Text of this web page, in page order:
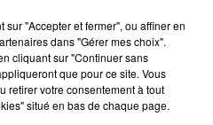
02 2026 12H30
"Accepter et fermer", ou affiner en
dans "Gérer mes choix".
cliquant sur "Continuer sans
que pour ce site. Vous
retirer votre consentement à tout
situé en bas de chaque page.